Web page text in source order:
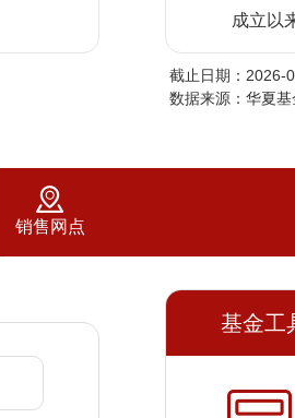
成立以
2026-
2026-
07-31
2026-
07-28
2026-
07-24
截止日期：2026-
数据来源：华夏
销售网点
基金工